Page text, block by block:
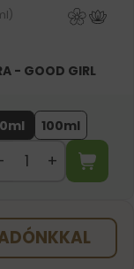
- GOOD GIRL
100ml